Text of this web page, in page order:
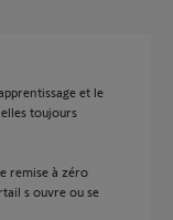
et le
toujours
remise à zéro
s ouvre ou se